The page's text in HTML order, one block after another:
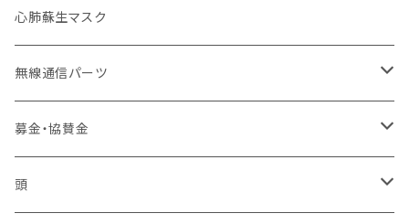
ローラーバックル
2ピン
プリント
本革
革張り
ポーチ
インソール
卸セット
バッジ
IDバッジ
ベスト
中部管区
近畿管区
中国管区
四国管区
インナー
アンダーウエア（下着）
活動パンツ
お掃除用品
コーティング
装飾
幸福
トイレ製品
心肺蘇生マスク
無線通信パーツ
アンテナ
モービル
イヤフォン
募金・協賛金
輸入品販権
頭